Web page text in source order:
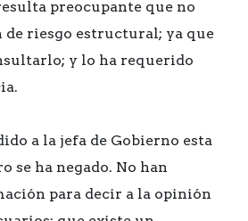
preocupante que no
de riesgo estructural; ya que
y lo ha requerido
a la jefa de Gobierno esta
se ha negado. No han
para decir a la opinión